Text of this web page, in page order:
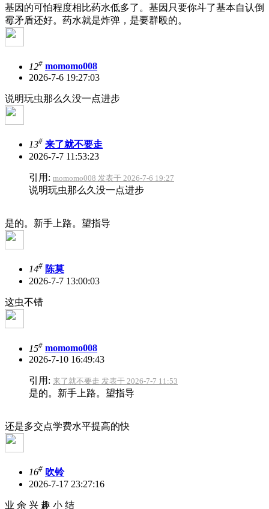
基因的可怕程度相比药水低多了。基因只要你斗了基本自认倒
霉矛盾还好。药水就是炸弹，是要群殴的。
12# momomo008
2026-7-6 19:27:03
说明玩虫那么久没一点进步
13# 来了就不要走
2026-7-7 11:53:23
引用: momomo008 发表于 2026-7-6 19:27
说明玩虫那么久没一点进步
是的。新手上路。望指导
14# 陈莫
2026-7-7 13:00:03
这虫不错
15# momomo008
2026-7-10 16:49:43
引用: 来了就不要走 发表于 2026-7-7 11:53
是的。新手上路。望指导
还是多交点学费水平提高的快
16# 吹铃
2026-7-17 23:27:16
业 余 兴 趣 小 结